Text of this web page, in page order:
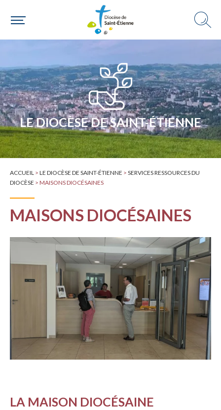
Choisir ma paroisse par commune
Une commune
LE DIOCÈSE DE SAINT-ÉTIENNE
ACCUEIL > LE DIOCÈSE DE SAINT-ÉTIENNE > SERVICES RESSOURCES DU
DIOCÈSE > MAISONS DIOCÉSAINES
MAISONS DIOCÉSAINES
LA MAISON DIOCÉSAINE